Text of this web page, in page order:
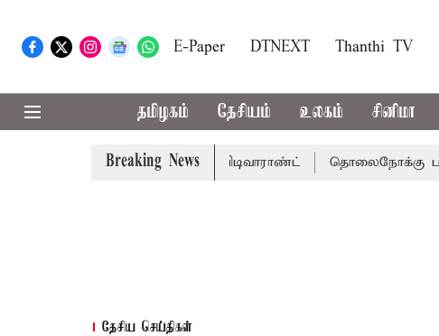
E-Paper DTNEXT Thanthi TV
தமிழகம் தேசியம் உலகம் சினிமா
Breaking News
சென்னை நீதிமன்றம் பிடிவாராண்ட் தொலைநோக்கு
தேசிய செய்திகள்